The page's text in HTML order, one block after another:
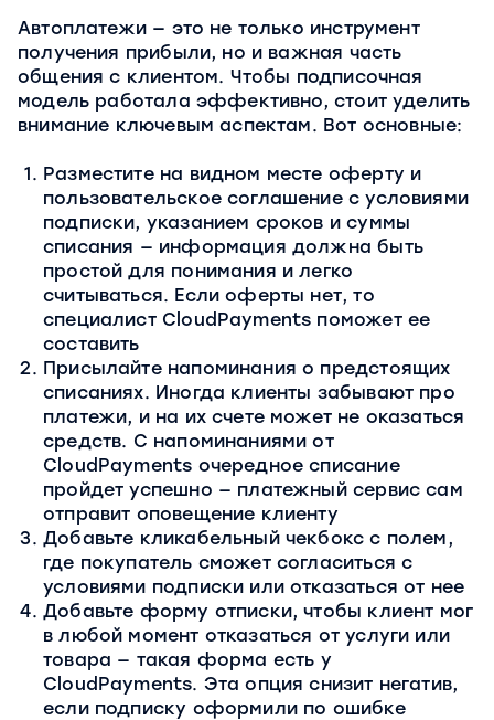
Автоплатежи — это не только инструмент
получения прибыли, но и важная часть
общения с клиентом. Чтобы подписочная
модель работала эффективно, стоит уделить
внимание ключевым аспектам. Вот основные:
Разместите на видном месте оферту и
пользовательское соглашение с условиями
подписки, указанием сроков и суммы
списания — информация должна быть
простой для понимания и легко
считываться. Если оферты нет, то
специалист CloudPayments поможет ее
составить
Присылайте напоминания о предстоящих
списаниях. Иногда клиенты забывают про
платежи, и на их счете может не оказаться
средств. С напоминаниями от
CloudPayments очередное списание
пройдет успешно — платежный сервис сам
отправит оповещение клиенту
Добавьте кликабельный чекбокс с полем,
где покупатель сможет согласиться с
условиями подписки или отказаться от нее
Добавьте форму отписки, чтобы клиент мог
в любой момент отказаться от услуги или
товара — такая форма есть у
CloudPayments. Эта опция снизит негатив,
если подписку оформили по ошибке